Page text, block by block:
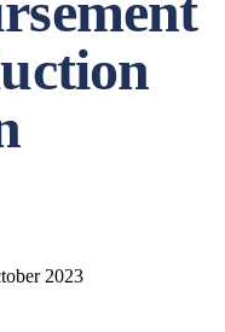
2023